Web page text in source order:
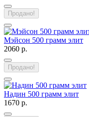
Продано!
Мэйсон 500 грамм элит
2060 р.
Продано!
Надин 500 грамм элит
1670 р.